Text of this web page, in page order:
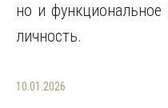
но и
личность.
10.01.2026